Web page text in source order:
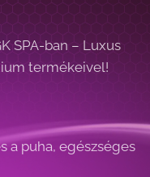
SPA-ban – Luxus
termékeivel!
a puha, egészséges